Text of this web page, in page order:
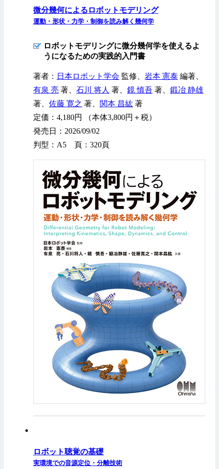
微分幾何によるロボットモデリング
運動・形状・力学・制御を読み解く幾何学
ロボットモデリングに微分幾何学を使えるよ
うになるための実践的入門書
著者： 日本ロボット学会 監修、 岩本 憲泰 編著、
有泉 亮 著、 石川 将人 著、 鏡 慎吾 著、 鍛冶 静雄
著、 佐藤 寛之 著、 関本 昌紘 著
定価：4,180円 （本体3,800円＋税）
発売日：2026/09/02
判型：A5 頁：320頁
ロボット聴覚の基礎
実環境での音源定位・分離技術